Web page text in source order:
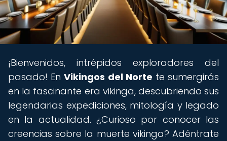
¡Bienvenidos, intrépidos exploradores del
pasado! EnVikingos del Norte te sumergirás
en la fascinante era vikinga, descubriendo sus
legendarias expediciones, mitología y legado
en la actualidad. ¿Curioso por conocer las
creencias sobre la muerte vikinga? Adéntrate